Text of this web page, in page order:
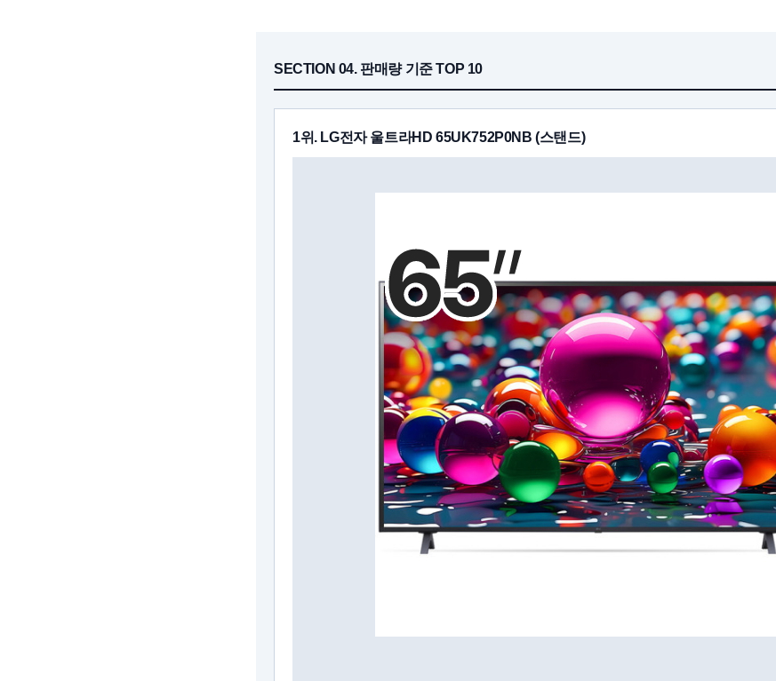
SECTION 04. 판매량 기준 TOP 10
1위. LG전자 울트라HD 65UK752P0NB (스탠드)